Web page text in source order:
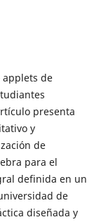
applets de
presenta
y
de
para el
definida en un
de
diseñada y